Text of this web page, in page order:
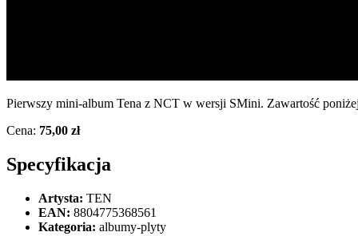
Pierwszy mini-album Tena z NCT w wersji SMini. Zawartość
Cena: 75,00 zł
Specyfikacja
Artysta: TEN
EAN: 8804775368561
Kategoria: albumy-plyty